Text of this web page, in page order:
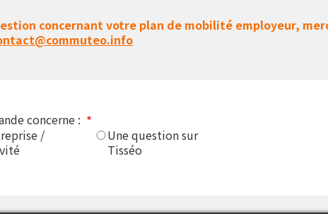
concernant votre plan de mobilité employeur,
concerne :
/
Une question sur
Tisséo